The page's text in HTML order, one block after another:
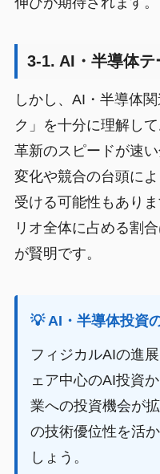
3-1. AI・半導体
しかし、AI・半導体
ク」を十分に理解し
革新のスピードが速
変化や競合の台頭に
受ける可能性もあり
リオ全体に占める割
が賢明です。
💡 AI・半導体投資
フィジカルAIの進
ェア中心のAI投資
業への投資機会が
の技術優位性を活
しょう。